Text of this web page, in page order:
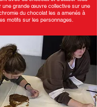
une grande œuvre collective sur une
du chocolat les a amenés à
motifs sur les personnages.